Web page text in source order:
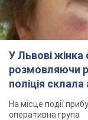
У Львові
розмовляючи
поліція
На місце події
оперативна група